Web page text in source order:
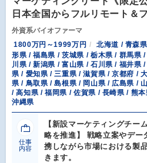
日本全国からフルリモート＆
外資系バイオファーマ
1800万円～1999万円
北海道 / 青森
形県 / 福島県 / 茨城県 / 栃木県 / 群馬県
川県 / 新潟県 / 富山県 / 石川県 / 福井県
県 / 愛知県 / 三重県 / 滋賀県 / 京都府 /
県 / 鳥取県 / 島根県 / 岡山県 / 広島県 /
/ 高知県 / 福岡県 / 佐賀県 / 長崎県 / 熊
沖縄県
仕事
内容
【新設マーケティングチー
略を推進】 戦略立案やデー
携しながら市場における製
きます。